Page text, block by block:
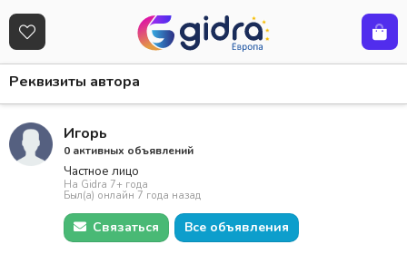
Реквизиты автора
Игорь
0 активных объявлений
Частное лицо
На Gidra 7+ года
Был(а) онлайн 7 года назад
Связаться Все объявления